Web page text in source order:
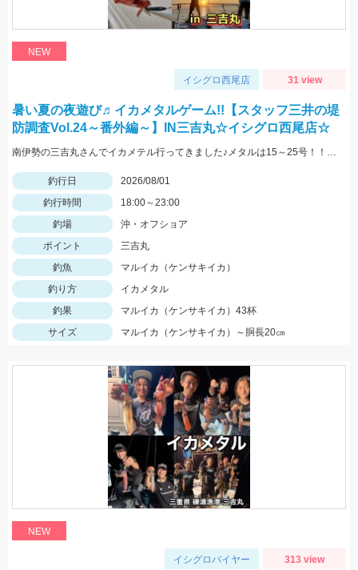
NEW
イシグロ西尾店 31 view
暑い夏の夜遊び♬イカメタルゲーム!!【スタッフ三井の堤
防調査Vol.24～番外編～】IN三吉丸☆イシグロ西尾店☆
南伊勢の三吉丸さんでイカメテル行ってきました♪メタルは15～25号！！ヒットカラーは定番の赤緑、オレンジブラックゼブラ、ケイムラブルーなどに好反応♬マイカのサイズも大きくなってきており数、型ともに狙える今がベストタイミングです!(^^)!
釣行日
2026/08/01
釣行時間
18:00～23:00
釣場
沖・オフショア
ポイント
三吉丸
釣魚
マルイカ（ケンサキイカ）
釣り方
イカメタル
釣果
マルイカ（ケンサキイカ）43杯
サイズ
マルイカ（ケンサキイカ）～胴長20㎝
NEW
イシグロバイヤー 313 view